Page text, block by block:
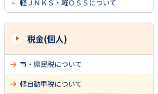
軽ＪＮＫＳ・軽ＯＳＳについて
税金(個人)
市・県民税について
軽自動車税について